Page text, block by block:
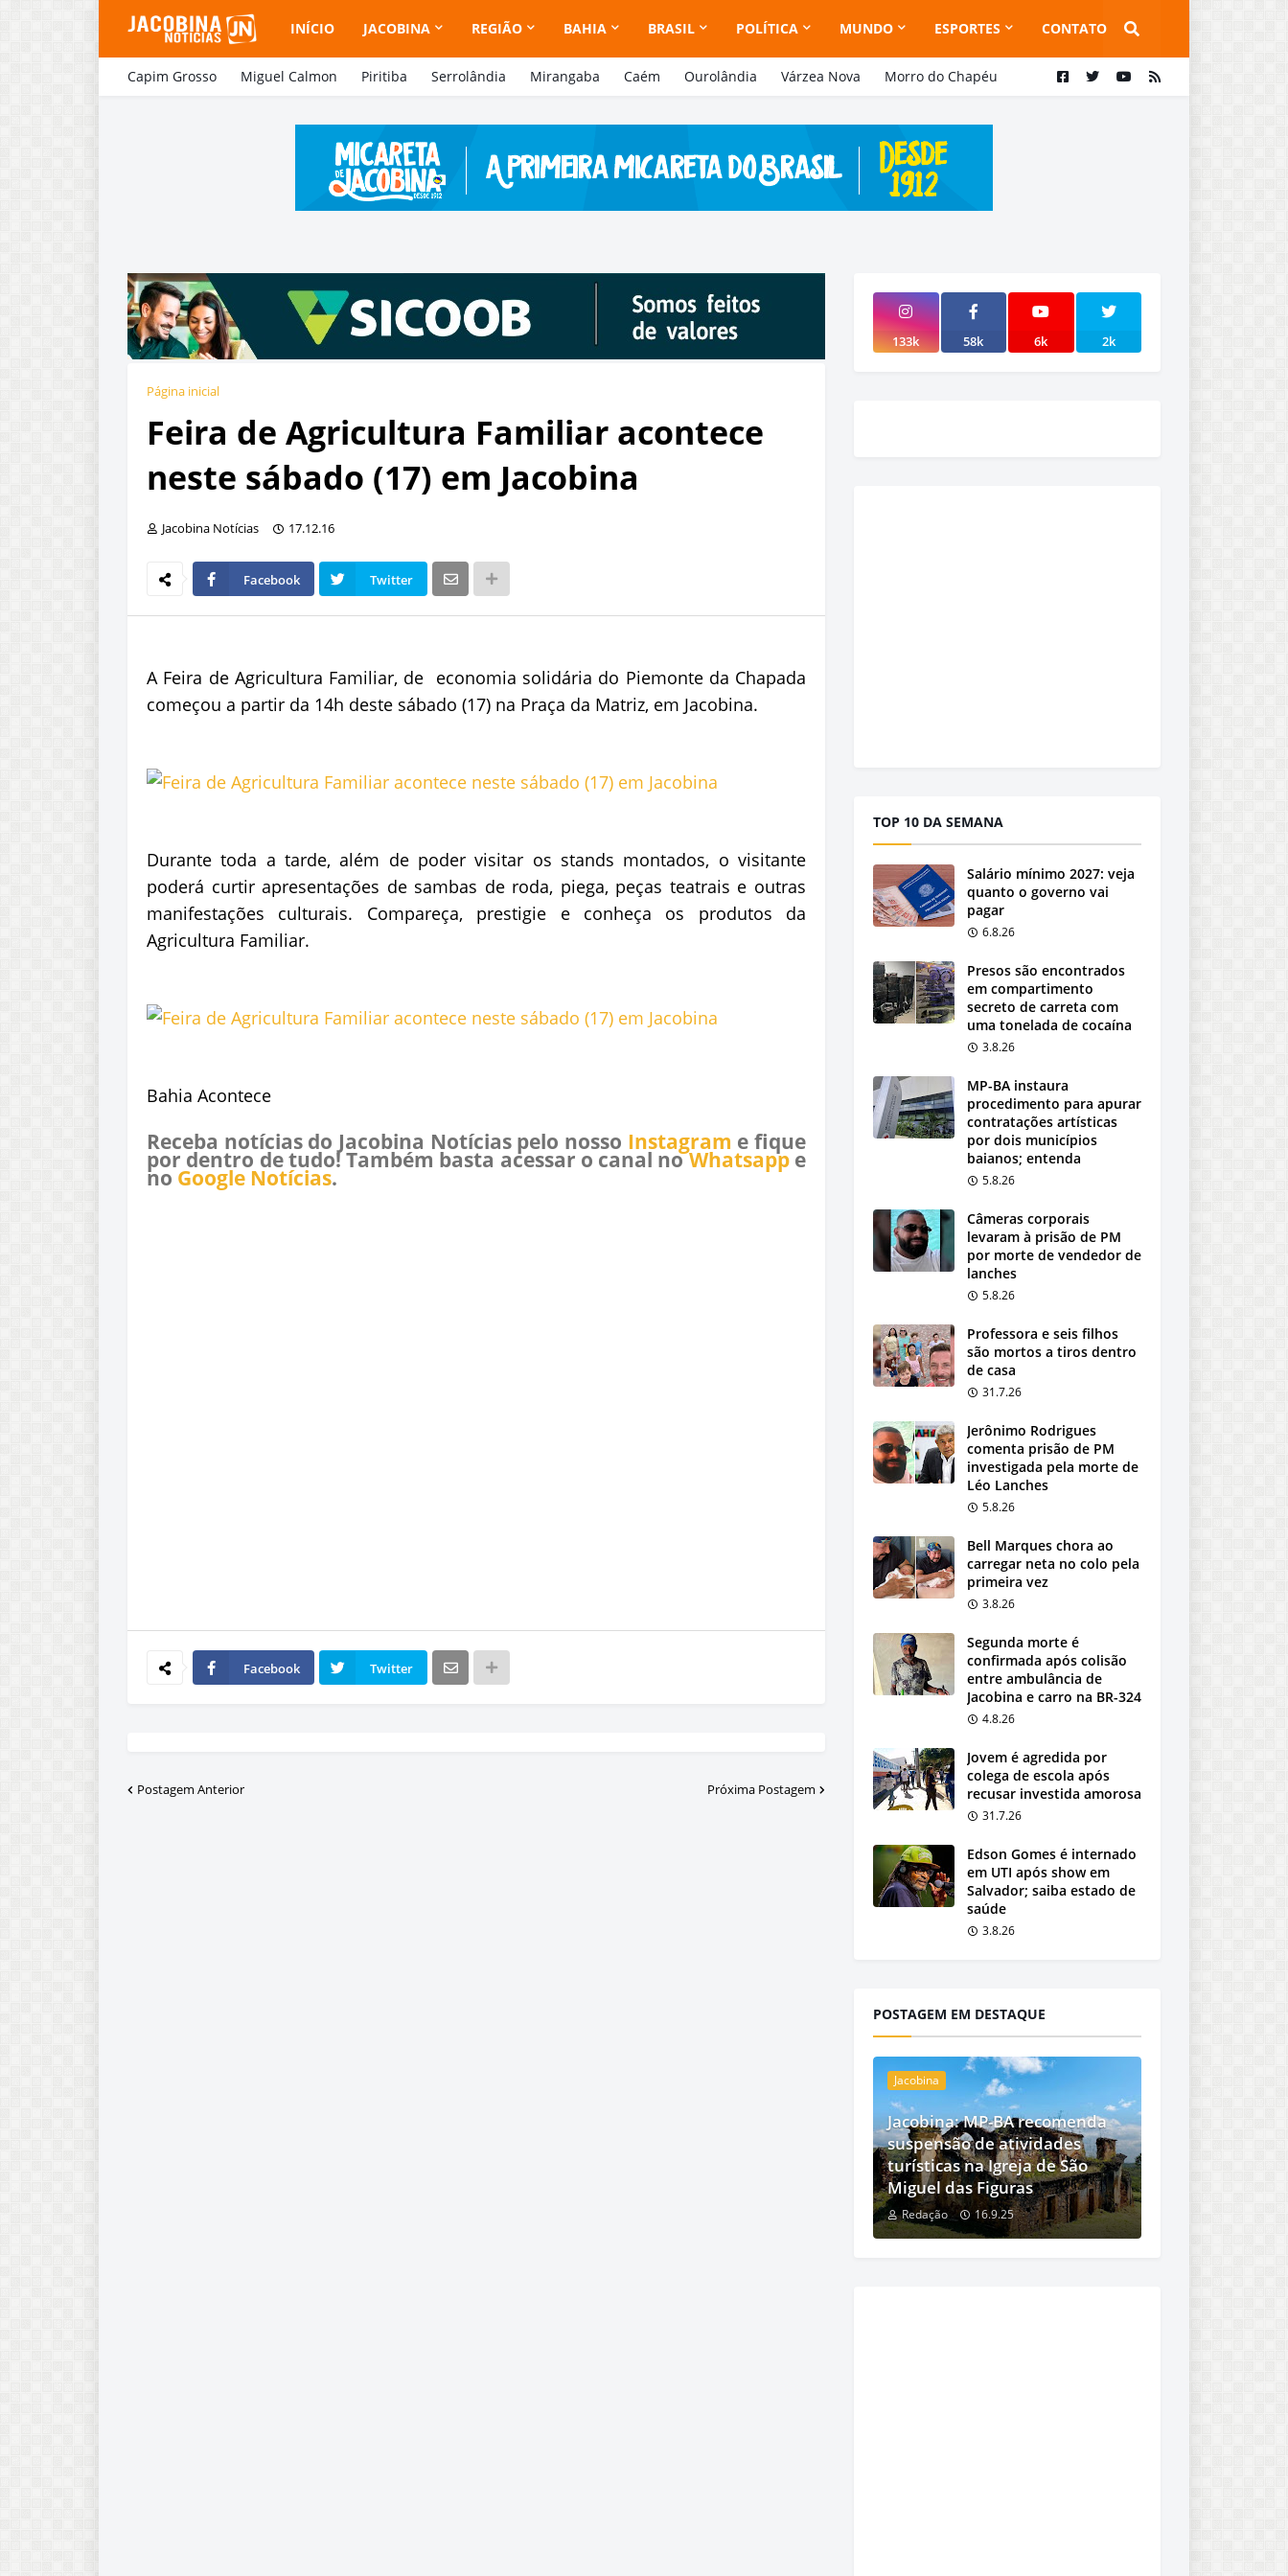
INÍCIO JACOBINA REGIÃO BAHIA BRASIL POLÍTICA MUNDO ESPORTES CONTATO
Capim Grosso Miguel Calmon Piritiba Serrolândia Mirangaba Caém Ourolândia Várzea Nova Morro do Chapéu
Página inicial
Feira de Agricultura Familiar acontece
neste sábado (17) em Jacobina
Jacobina Notícias 17.12.16
Facebook Twitter
A Feira de Agricultura Familiar, de economia solidária do Piemonte da Chapada
começou a partir da 14h deste sábado (17) na Praça da Matriz, em Jacobina.
Durante toda a tarde, além de poder visitar os stands montados, o visitante
poderá curtir apresentações de sambas de roda, piega, peças teatrais e outras
manifestações culturais. Compareça, prestigie e conheça os produtos da
Agricultura Familiar.
Bahia Acontece
Receba notícias do Jacobina Notícias pelo nosso Instagram e fique
por dentro de tudo! Também basta acessar o canal noWhatsappe
no Google Notícias.
Facebook Twitter
Postagem Anterior Próxima Postagem
133k 58k 6k 2k
TOP 10 DA SEMANA
Salário mínimo 2027: veja
quanto o governo vai
pagar
6.8.26
Presos são encontrados
em compartimento
secreto de carreta com
uma tonelada de cocaína
3.8.26
MP-BA instaura
procedimento para apurar
contratações artísticas
por dois municípios
baianos; entenda
5.8.26
Câmeras corporais
levaram à prisão de PM
por morte de vendedor de
lanches
5.8.26
Professora e seis filhos
são mortos a tiros dentro
de casa
31.7.26
Jerônimo Rodrigues
comenta prisão de PM
investigada pela morte de
Léo Lanches
5.8.26
Bell Marques chora ao
carregar neta no colo pela
primeira vez
3.8.26
Segunda morte é
confirmada após colisão
entre ambulância de
Jacobina e carro na BR-324
4.8.26
Jovem é agredida por
colega de escola após
recusar investida amorosa
31.7.26
Edson Gomes é internado
em UTI após show em
Salvador; saiba estado de
saúde
3.8.26
POSTAGEM EM DESTAQUE
Jacobina
Jacobina: MP-BA recomenda
suspensão de atividades
turísticas na Igreja de São
Miguel das Figuras
Redação 16.9.25